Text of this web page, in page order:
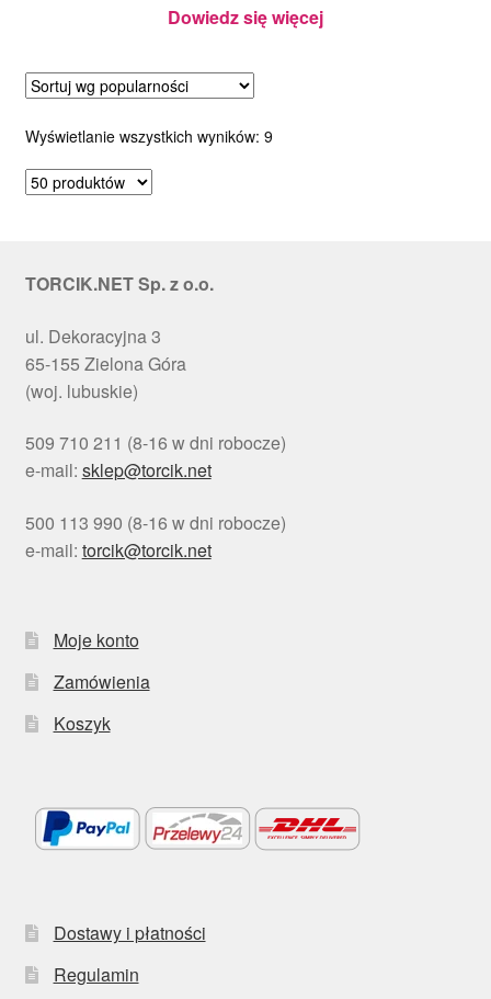
Dowiedz się więcej
Wyświetlanie wszystkich wyników: 9Posortowane
TORCIK.NET Sp. z o.o.
ul. Dekoracyjna 3
65-155 Zielona Góra
(woj. lubuskie)
509 710 211 (8-16 w dni robocze)
e-mail: sklep@torcik.net
500 113 990 (8-16 w dni robocze)
e-mail: torcik@torcik.net
Moje konto
Zamówienia
Koszyk
Dostawy i płatności
Regulamin